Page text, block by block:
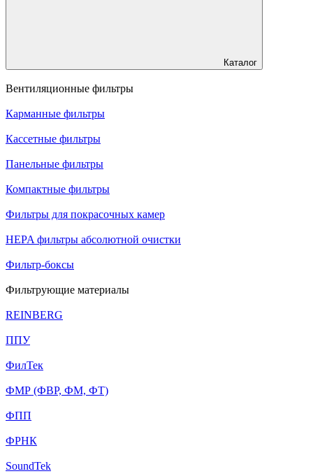
Каталог
Вентиляционные фильтры
Карманные фильтры
Кассетные фильтры
Панельные фильтры
Компактные фильтры
Фильтры для покрасочных камер
HEPA фильтры абсолютной очистки
Фильтр-боксы
Фильтрующие материалы
REINBERG
ППУ
ФилТек
ФМР (ФВР, ФМ, ФТ)
ФПП
ФРНК
SoundTek